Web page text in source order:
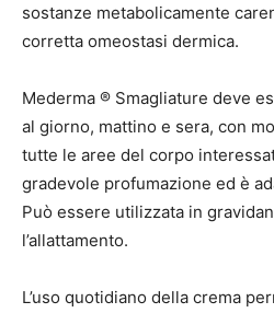
sostanze metabolicamente
corretta omeostasi dermica.
Mederma ® Smagliature deve
al giorno, mattino e sera, con
tutte le aree del corpo
gradevole profumazione ed è
Può essere utilizzata in
l’allattamento.
L’uso quotidiano della crema